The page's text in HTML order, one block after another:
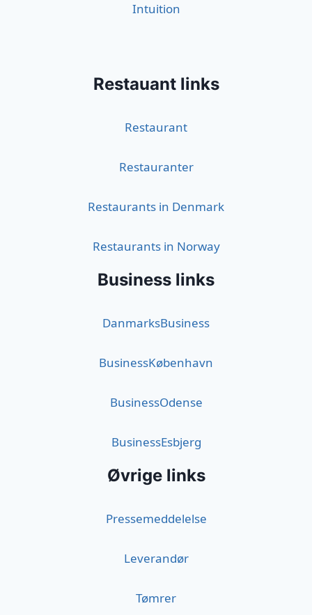
Intuition
Restauant links
Restaurant
Restauranter
Restaurants in Denmark
Restaurants in Norway
Business links
DanmarksBusiness
BusinessKøbenhavn
BusinessOdense
BusinessEsbjerg
Øvrige links
Pressemeddelelse
Leverandør
Tømrer